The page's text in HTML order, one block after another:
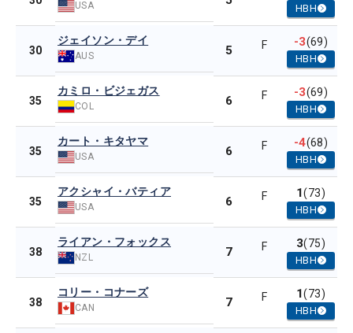
USA HBH
30
ジェイソン・デイ
AUS 5 F -3(69)
HBH
35
カミロ・ビジェガス
COL 6 F -3(69)
HBH
35
カート・キタヤマ
USA 6 F -4(68)
HBH
35
アクシャイ・バティア
USA 6 F 1(73)
HBH
38
ライアン・フォックス
NZL 7 F 3(75)
HBH
38
コリー・コナーズ
CAN 7 F 1(73)
HBH